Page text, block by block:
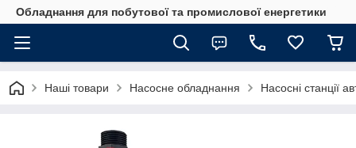
Обладнання для побутової та промислової енергетики
Наші товари Насосне обладнання Насосні станції